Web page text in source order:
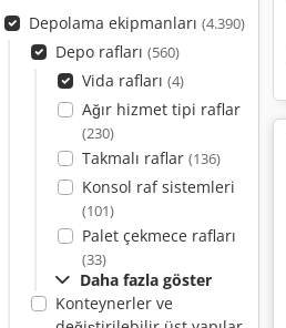
Depolama ekipmanları (4.390)
Depo rafları (560)
Vida rafları (4)
Ağır hizmet tipi raflar
(230)
Takmalı raflar (136)
Konsol raf sistemleri
(101)
Palet çekmece rafları
(33)
Daha fazla göster
Konteynerler ve